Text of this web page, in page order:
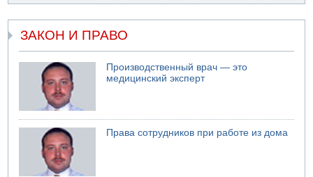
07.08.2026 11:05
Саудовская Аравия опасается нападения хуситов и
07.08.2026 08:29
В Бат-Яме утонул мужчина
07.08.2026 08:29
Стрельба в школе Таиланда
Недалеко от Бейт-Шемеша погиб велосипедист
07.08.2026 06:24
Саудовская Аравия сообщает о нападении хуситов
ЗАКОН И ПРАВО
Производственный врач — это
медицинский эксперт
Права сотрудников при работе из дома